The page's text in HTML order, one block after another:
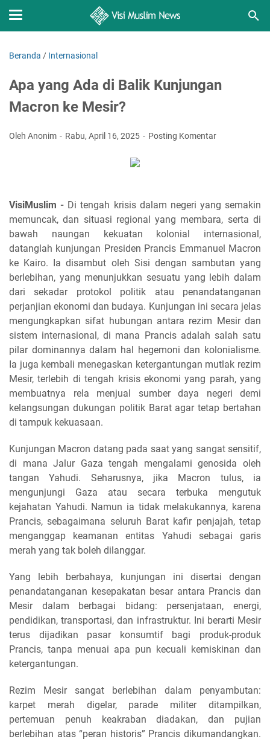
Beranda / Internasional
Apa yang Ada di Balik Kunjungan
Macron ke Mesir?
Oleh Anonim Rabu, April 16, 2025 Posting Komentar
VisiMuslim - Di tengah krisis dalam negeri yang semakin
memuncak, dan situasi regional yang membara, serta di
bawah naungan kekuatan kolonial internasional,
datanglah kunjungan Presiden Prancis Emmanuel Macron
ke Kairo. Ia disambut oleh Sisi dengan sambutan yang
berlebihan, yang menunjukkan sesuatu yang lebih dalam
dari sekadar protokol politik atau penandatanganan
perjanjian ekonomi dan budaya. Kunjungan ini secara jelas
mengungkapkan sifat hubungan antara rezim Mesir dan
sistem internasional, di mana Prancis adalah salah satu
pilar dominannya dalam hal hegemoni dan kolonialisme.
Ia juga kembali menegaskan ketergantungan mutlak rezim
Mesir, terlebih di tengah krisis ekonomi yang parah, yang
membuatnya rela menjual sumber daya negeri demi
kelangsungan dukungan politik Barat agar tetap bertahan
di tampuk kekuasaan.
Kunjungan Macron datang pada saat yang sangat sensitif,
di mana Jalur Gaza tengah mengalami genosida oleh
tangan Yahudi. Seharusnya, jika Macron tulus, ia
mengunjungi Gaza atau secara terbuka mengutuk
kejahatan Yahudi. Namun ia tidak melakukannya, karena
Prancis, sebagaimana seluruh Barat kafir penjajah, tetap
menganggap keamanan entitas Yahudi sebagai garis
merah yang tak boleh dilanggar.
Yang lebih berbahaya, kunjungan ini disertai dengan
penandatanganan kesepakatan besar antara Prancis dan
Mesir dalam berbagai bidang: persenjataan, energi,
pendidikan, transportasi, dan infrastruktur. Ini berarti Mesir
terus dijadikan pasar konsumtif bagi produk-produk
Prancis, tanpa menuai apa pun kecuali kemiskinan dan
ketergantungan.
Rezim Mesir sangat berlebihan dalam penyambutan:
karpet merah digelar, parade militer ditampilkan,
pertemuan penuh keakraban diadakan, dan pujian
berlebihan atas “peran historis” Prancis dikumandangkan.